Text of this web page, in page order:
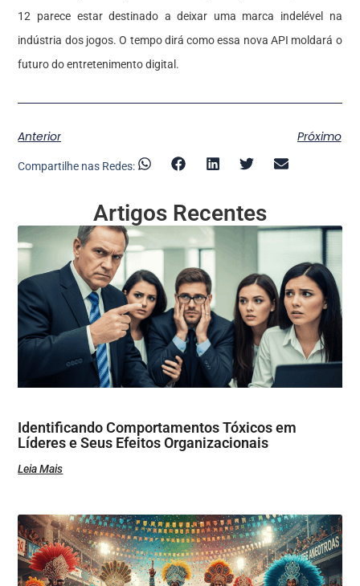
12 parece estar destinado a deixar uma marca indelével na
indústria dos jogos. O tempo dirá como essa nova API moldará o
futuro do entretenimento digital.
Anterior Próximo
Compartilhe nas Redes:
Artigos Recentes
Identificando Comportamentos Tóxicos em
Líderes e Seus Efeitos Organizacionais
Leia Mais